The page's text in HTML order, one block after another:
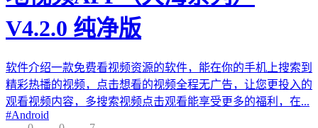
V4.2.0 纯净版
软件介绍一款免费看视频资源的软件，能在你的手机上搜索到
精彩热播的视频，点击想看的视频全程无广告，让您更投入的
观看视频内容，多搜索视频点击观看能享受更多的福利，在...
#Android